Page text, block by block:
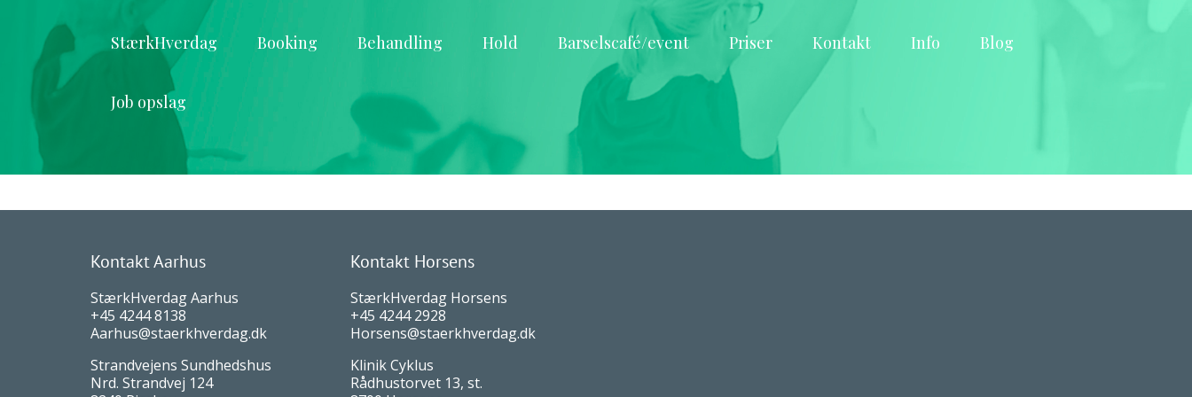
StærkHverdag Booking Behandling Hold Barselscafé/event Priser Kontakt Info Blog
Job opslag
Kontakt Aarhus
StærkHverdag Aarhus
+45 4244 8138
Aarhus@staerkhverdag.dk
Strandvejens Sundhedshus
Nrd. Strandvej 124
Kontakt Horsens
StærkHverdag Horsens
+45 4244 2928
Horsens@staerkhverdag.dk
Klinik Cyklus
Rådhustorvet 13, st.